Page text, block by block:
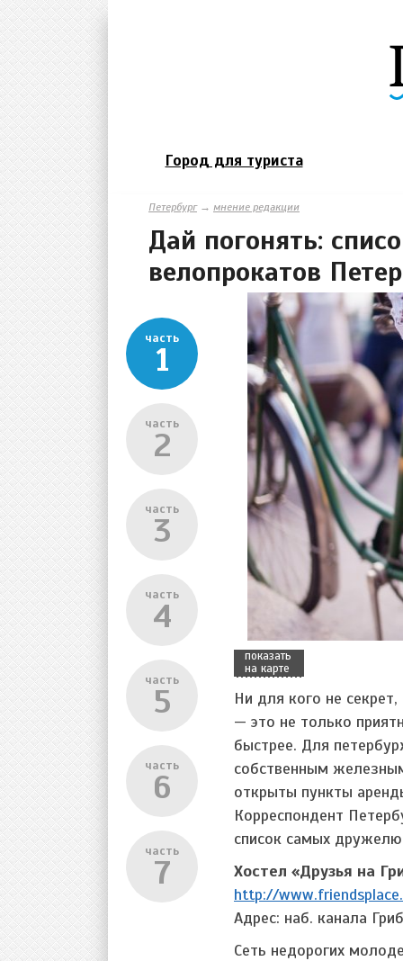
Город для туриста
Петербург→ мнение редакции
Дай погонять:
велопрокатов
часть
1
часть
2
часть
3
часть
4
часть
5
часть
6
часть
7
показать
на карте
Ни для кого не
— это не только
быстрее. Для
собственным
открыты пункты
Корреспондент
список самых
Хостел «Друзья на
http://
Адрес: наб. канала
Сеть недорогих